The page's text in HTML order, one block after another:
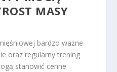
MASY
bardzo ważne
oraz regularny trening
stanowić cenne